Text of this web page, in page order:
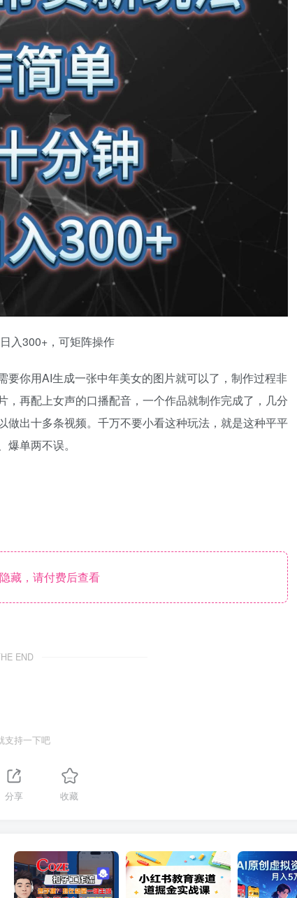
入300+，可矩阵操作
你用AI生成一张中年美女的图片就可以了，制作过程非
再配上女声的口播配音，一个作品就制作完成了，几分
出十多条视频。千万不要小看这种玩法，就是这种平平
单两不误。
藏，请付费后查看
END
支持一下吧
分享 收藏